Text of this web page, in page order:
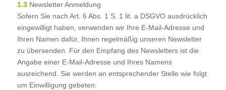
1.3Newsletter Anmeldung
Sofern Sie nach Art. 6 Abs. 1 S. 1 lit. a DSGVO ausdrücklich
eingewilligt haben, verwenden wir Ihre E-Mail-Adresse und
Ihren Namen dafür, Ihnen regelmäßig unseren Newsletter
zu übersenden. Für den Empfang des Newsletters ist die
Angabe einer E-Mail-Adresse und Ihres Namens
ausreichend. Sie werden an entsprechender Stelle wie folgt
um Einwilligung gebeten: